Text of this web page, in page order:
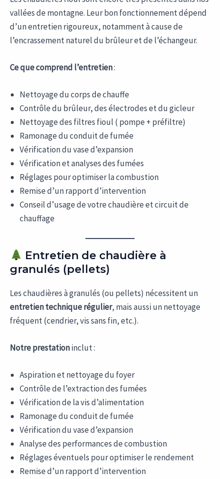
vallées de montagne. Leur bon fonctionnement dépend
d’un entretien rigoureux, notamment à cause de
l’encrassement naturel du brûleur et de l’échangeur.
Ce que comprend l’entretien:
Nettoyage du corps de chauffe
Contrôle du brûleur, des électrodes et du gicleur
Nettoyage des filtres fioul ( pompe + préfiltre)
Ramonage du conduit de fumée
Vérification du vase d’expansion
Vérification et analyses des fumées
Réglages pour optimiser la combustion
Remise d’un rapport d’intervention
Conseil d’usage de votre chaudière et circuit de
chauffage
Entretien de chaudière à
granulés (pellets)
Les chaudières à granulés (ou pellets) nécessitent un
entretien technique régulier, mais aussi un nettoyage
fréquent (cendrier, vis sans fin, etc.).
Notre prestationinclut :
Aspiration et nettoyage du foyer
Contrôle de l’extraction des fumées
Vérification de la vis d’alimentation
Ramonage du conduit de fumée
Vérification du vase d’expansion
Analyse des performances de combustion
Réglages éventuels pour optimiser le rendement
Remise d’un rapport d’intervention